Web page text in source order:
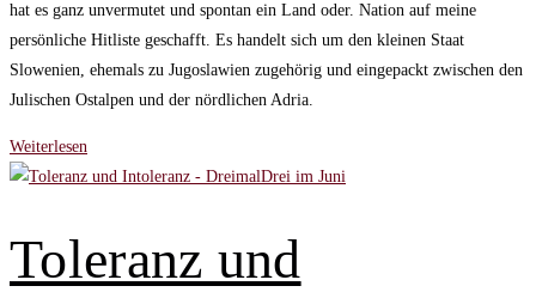
hat es ganz unvermutet und spontan ein Land oder. Nation auf meine
persönliche Hitliste geschafft. Es handelt sich um den kleinen Staat
Slowenien, ehemals zu Jugoslawien zugehörig und eingepackt zwischen den
Julischen Ostalpen und der nördlichen Adria.
Weiterlesen
❤
Kurztrip
Toleranz und